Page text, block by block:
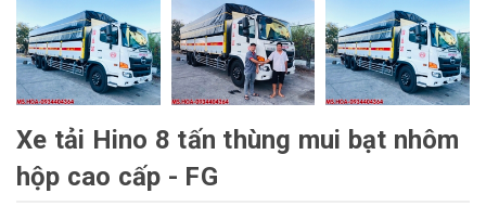
Xe tải Hino 8 tấn thùng mui bạt nhôm
hộp cao cấp - FG